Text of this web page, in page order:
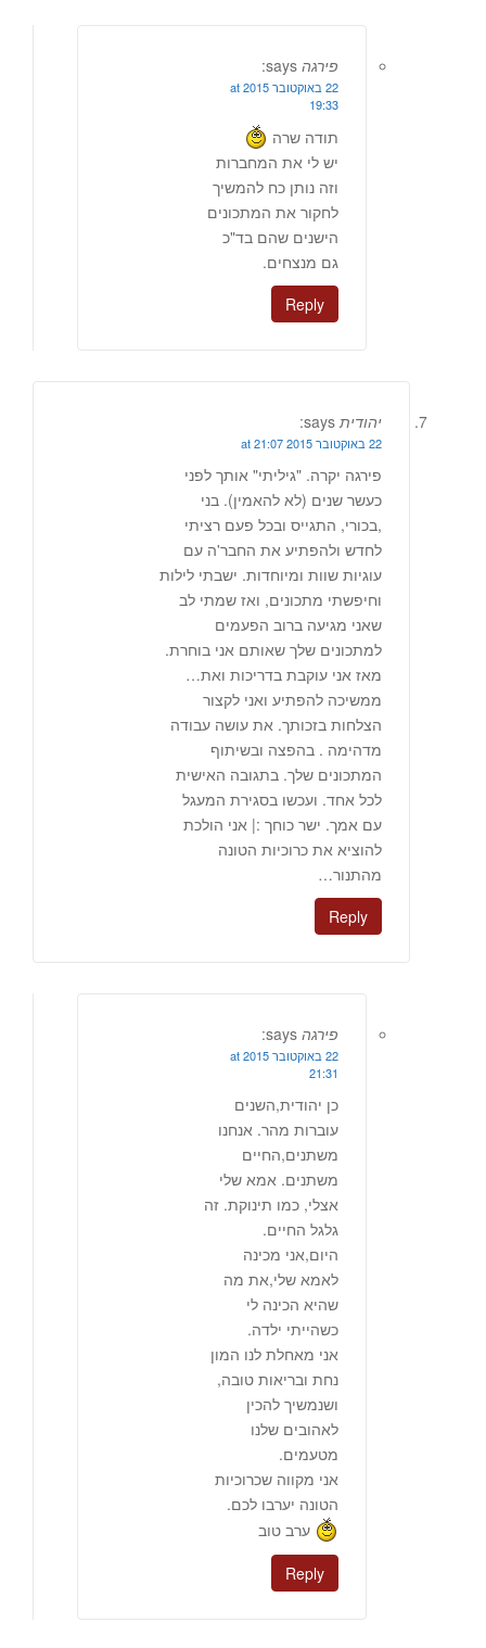
פירגה says:
22 באוקטובר 2015 at
19:33
תודה שרה
יש לי את המחברות
וזה נותן כח להמשיך
לחקור את המתכונים
הישנים שהם בד"כ
גם מנצחים.
Reply
יהודית says:
22 באוקטובר 2015 at 21:07
פירגה יקרה. "גיליתי" אותך לפני
כעשר שנים (לא להאמין). בני
,בכורי, התגייס ובכל פעם רציתי
לחדש ולהפתיע את החבר'ה עם
עוגיות שוות ומיוחדות. ישבתי לילות
וחיפשתי מתכונים, ואז שמתי לב
שאני מגיעה ברוב הפעמים
למתכונים שלך שאותם אני בוחרת.
מאז אני עוקבת בדריכות ואת…
ממשיכה להפתיע ואני לקצור
הצלחות בזכותך. את עושה עבודה
מדהימה . בהפצה ובשיתוף
המתכונים שלך. בתגובה האישית
לכל אחד. ועכשו בסגירת המעגל
עם אמך. ישר כוחך :| אני הולכת
להוציא את כרוכיות הטונה
מהתנור…
Reply
פירגה says:
22 באוקטובר 2015 at
21:31
כן יהודית,השנים
עוברות מהר. אנחנו
משתנים,החיים
משתנים. אמא שלי
אצלי, כמו תינוקת. זה
גלגל החיים.
היום,אני מכינה
לאמא שלי,את מה
שהיא הכינה לי
כשהייתי ילדה.
אני מאחלת לנו המון
נחת ובריאות טובה,
ושנמשיך להכין
לאהובים שלנו
מטעמים.
אני מקווה שכרוכיות
הטונה יערבו לכם.
ערב טוב
Reply